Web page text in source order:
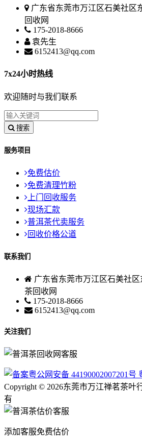
广东省东莞市万江区石美社区
回收网
175-2018-8666
袁先生
6152413@qq.com
7x24小时热线
欢迎随时与我们联系
搜索
服务项目
免费估价
免费清理竹粉
上门回收服务
现场汇款
普洱茶代卖服务
回收价格公道
联系我们
广东省东莞市万江区石美社
茶回收网
175-2018-8666
6152413@qq.com
关注我们
粤公网安备 44190002007201号
Copyright © 2026东莞市万江禅茗茶叶
有
添加客服免费估价